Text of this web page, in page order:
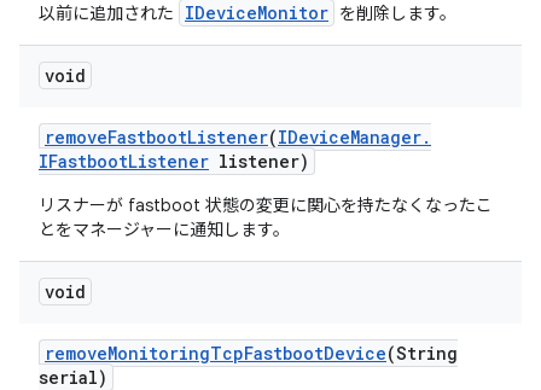
以前に追加された IDeviceMonitor を削除します。
void
removeFastbootListener(IDeviceManager.
IFastbootListener listener)
リスナーが fastboot 状態の変更に関心を持たなくなったこ
とをマネージャーに通知します。
void
removeMonitoringTcpFastbootDevice(String
serial)